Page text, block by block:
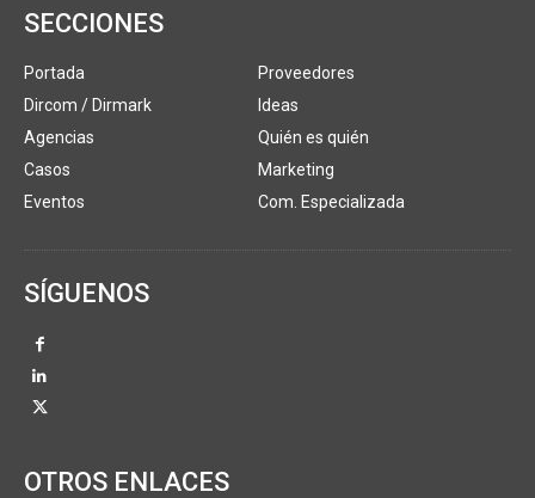
SECCIONES
Portada
Dircom / Dirmark
Agencias
Casos
Eventos
Proveedores
Ideas
Quién es quién
Marketing
Com. Especializada
SÍGUENOS
OTROS ENLACES